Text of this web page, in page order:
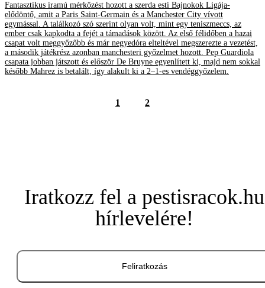
Fantasztikus iramú mérkőzést hozott a szerda esti Bajnokok Ligája-
elődöntő, amit a Paris Saint-Germain és a Manchester City vívott
egymással. A találkozó szó szerint olyan volt, mint egy teniszmeccs, az
ember csak kapkodta a fejét a támadások között. Az első félidőben a hazai
csapat volt meggyőzőbb és már negyedóra elteltével megszerezte a vezetést,
a második játékrész azonban manchesteri győzelmet hozott. Pep Guardiola
csapata jobban játszott és először De Bruyne egyenlített ki, majd nem sokkal
később Mahrez is betalált, így alakult ki a 2–1-es vendéggyőzelem.
1 2
Iratkozz fel a pestisracok.hu
hírlevelére!
Feliratkozás